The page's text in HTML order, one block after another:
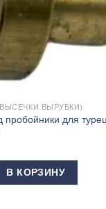
ВЫРУБКИ)
пробойники для
Подставка под
В КОРЗИНУ